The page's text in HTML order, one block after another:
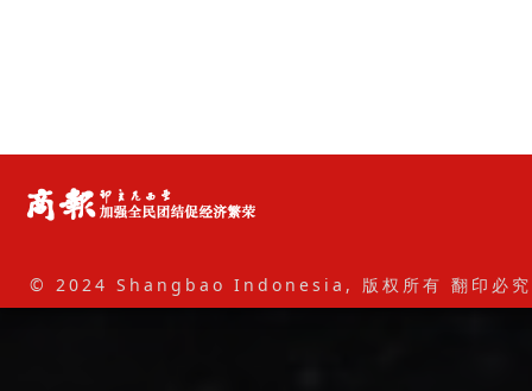
© 2024 Shangbao Indonesia, 版权所有 翻印必